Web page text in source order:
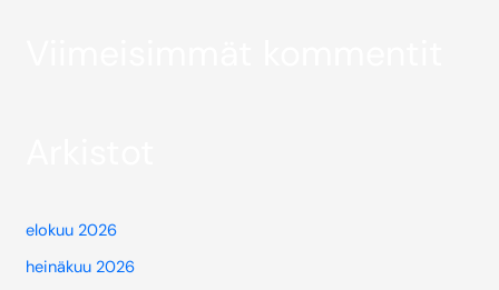
elokuu 2026
heinäkuu 2026